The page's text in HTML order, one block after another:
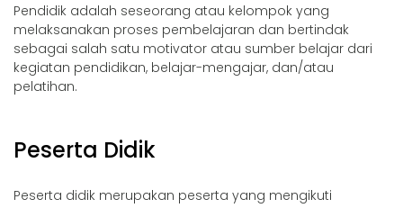
Pendidik adalah seseorang atau kelompok yang
melaksanakan proses pembelajaran dan bertindak
sebagai salah satu motivator atau sumber belajar dari
kegiatan pendidikan, belajar-mengajar, dan/atau
pelatihan.
Peserta Didik
Peserta didik merupakan peserta yang mengikuti